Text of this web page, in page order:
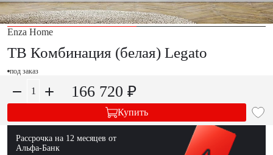
Enza Home
ТВ Комбинация (белая) Legato
под заказ
166 720 ₽
Купить
Рассрочка на 12 месяцев от
Альфа-Банк